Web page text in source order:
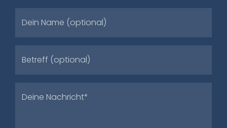
Dein Name (optional)
Betreff (optional)
Deine Nachricht*